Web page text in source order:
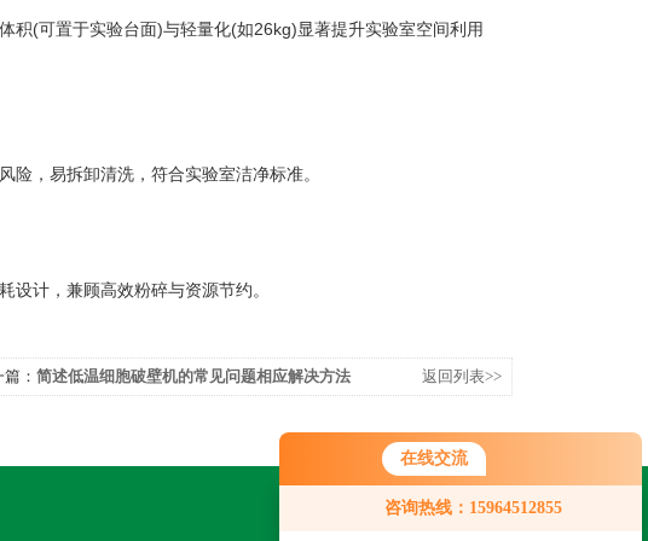
在线交流
咨询热线：15964512855
(可置于实验台面)与轻量化(如26kg)显著提升实验室空间利用
，易拆卸清洗，符合实验室洁净标准。
计，兼顾高效粉碎与资源节约。
： 简述低温细胞破壁机的常见问题相应解决方法 返回列表>>
关注我们